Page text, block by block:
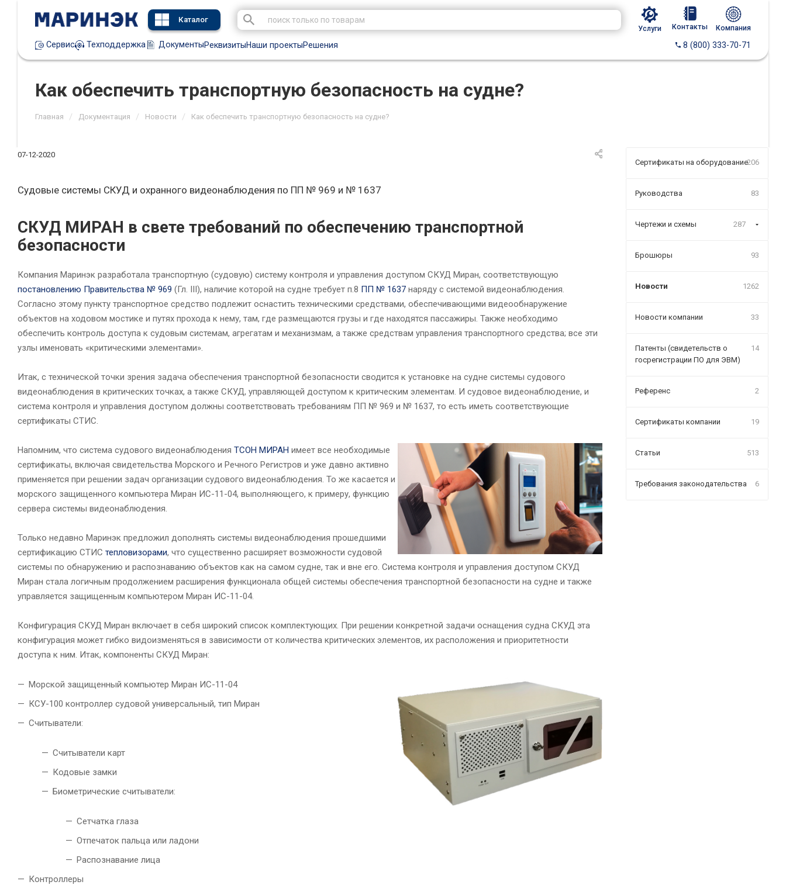
Каталог
Услуги Контакты Компания
Сервис Техподдержка ДокументыРеквизитыНаши проектыРешения 8 (800) 333-70-71
Как обеспечить транспортную безопасность на судне?
Главная / Документация / Новости / Как обеспечить транспортную безопасность на судне?
07-12-2020
Судовые системы СКУД и охранного видеонаблюдения по ПП № 969 и № 1637
СКУД МИРАН в свете требований по обеспечению транспортной
безопасности
Компания Маринэк разработала транспортную (судовую) систему контроля и управления доступом СКУД Миран, соответствующую
постановлению Правительства № 969 (Гл. III), наличие которой на судне требует п.8 ПП № 1637 наряду с системой видеонаблюдения.
Согласно этому пункту транспортное средство подлежит оснастить техническими средствами, обеспечивающими видеообнаружение
объектов на ходовом мостике и путях прохода к нему, там, где размещаются грузы и где находятся пассажиры. Также необходимо
обеспечить контроль доступа к судовым системам, агрегатам и механизмам, а также средствам управления транспортного средства; все эти
узлы именовать «критическими элементами».
Итак, с технической точки зрения задача обеспечения транспортной безопасности сводится к установке на судне системы судового
видеонаблюдения в критических точках, а также СКУД, управляющей доступом к критическим элементам. И судовое видеонаблюдение, и
система контроля и управления доступом должны соответствовать требованиям ПП № 969 и № 1637, то есть иметь соответствующие
сертификаты СТИС.
Напомним, что система судового видеонаблюдения ТСОН МИРАН имеет все необходимые
сертификаты, включая свидетельства Морского и Речного Регистров и уже давно активно
применяется при решении задач организации судового видеонаблюдения. То же касается и
морского защищенного компьютера Миран ИС-11-04, выполняющего, к примеру, функцию
сервера системы видеонаблюдения.
Только недавно Маринэк предложил дополнять системы видеонаблюдения прошедшими
сертификацию СТИС тепловизорами, что существенно расширяет возможности судовой
системы по обнаружению и распознаванию объектов как на самом судне, так и вне его. Система контроля и управления доступом СКУД
Миран стала логичным продолжением расширения функционала общей системы обеспечения транспортной безопасности на судне и также
управляется защищенным компьютером Миран ИС-11-04.
Конфигурация СКУД Миран включает в себя широкий список комплектующих. При решении конкретной задачи оснащения судна СКУД эта
конфигурация может гибко видоизменяться в зависимости от количества критических элементов, их расположения и приоритетности
доступа к ним. Итак, компоненты СКУД Миран:
Морской защищенный компьютер Миран ИС-11-04
КСУ-100 контроллер судовой универсальный, тип Миран
Считыватели:
Считыватели карт
Кодовые замки
Биометрические считыватели:
Сетчатка глаза
Отпечаток пальца или ладони
Распознавание лица
Контроллеры
Сертификаты на оборудование206
Руководства 83
Чертежи и схемы 287
Брошюры 93
Новости 1262
Новости компании 33
Патенты (свидетельств о
госрегистрации ПО для ЭВМ)
14
Референс 2
Сертификаты компании 19
Статьи 513
Требования законодательства 6